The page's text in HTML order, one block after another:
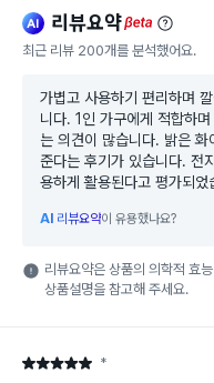
ai 리뷰요약beta
최근 리뷰 200개를 분석했어요.
가볍고 사용하기 편리하며
니다. 1인 가구에게 적합하
는 의견이 많습니다. 밝은
준다는 후기가 있습니다. 전
용하게 활용된다고 평가되었
AI 리뷰요약이 유용했나요?
리뷰요약은 상품의 의학적 효
상품설명을 참고해 주세요.
별점 5점 *